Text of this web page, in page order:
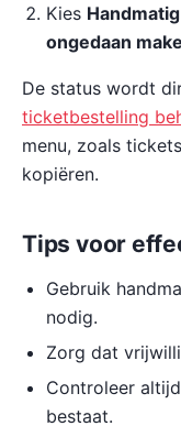
Kies
ongedaan
De status wordt
ticketbestelling
menu, zoals
kopiëren.
Tips voor
Gebruik
nodig.
Zorg dat
Controleer
bestaat.